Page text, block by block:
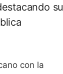
su
con la